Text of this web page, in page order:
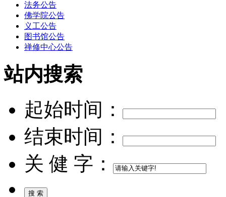
法务公告
佛学院公告
义工公告
图书馆公告
禅修中心公告
站内搜索
起始时间：
结束时间：
关 健 字：